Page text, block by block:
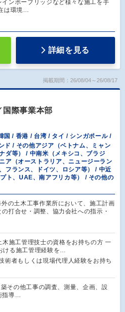
インボーブリッジなど様々な施工を手
は環境…
詳細を見る
掲載期間：26/08/04～26/08/17
国際事業本部
国 / 香港 / 台湾 / タイ / シンガポール /
ド / その他アジア（ベトナム、ミャン
ダ等） / 中南米（メキシコ、ブラジ
ア（オーストラリア、ニュージーラン
フランス、ドイツ、ロシア等） / 中近
ト、UAE、南アフリカ等） / その他の
の土木工事作業所において、施工計画
打合せ・調整、協力会社への指示・
木施工管理技士の資格をお持ちの方 一
ける施工管理経験を…
術者もしくは現場代理人経験をお持ち
その他工事の調査、測量、企画、設
指導…